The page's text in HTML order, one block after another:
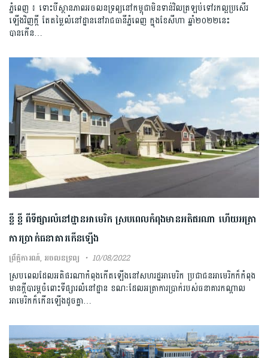
ភ្នំពេញ ៖ ទោះបីស្ថានភាពអចលនទ្រព្យនៅកម្ពុជាមិនទាន់វិលត្រឡប់ទៅរកល្អប្រសើរ
ឡើងវិញក្តី តែតម្លៃលំនៅដ្ឋាននៅរាជធានីភ្នំពេញ ក្នុងខែសីហា ឆ្នាំ២០២២នេះ
បានកើន…
ខ្លី ខ្លី ពីទីផ្សារលំនៅដ្ឋានអាមេរិក ស្របពេលកំពុងមានអតិផរណា ហើយអត្រា
ការប្រាក់ធនាគារកើនឡើង
ព្រឹត្តិការណ៍, អចលនទ្រព្យ 10/08/2022
ស្របពេលដែលអតិផរណាកំពុងកើតឡើងនៅសហរដ្ឋអាមេរិក ប្រជាជនអាមេរិកក៏កំពុង
មានក្ដីបារម្ភចំពោះទីផ្សារលំនៅដ្ឋាន ខណៈដែលអត្រាការប្រាក់របស់ធនាគារកណ្តាល
អាមេរិកក៏កើនឡើងដូចគ្នា…